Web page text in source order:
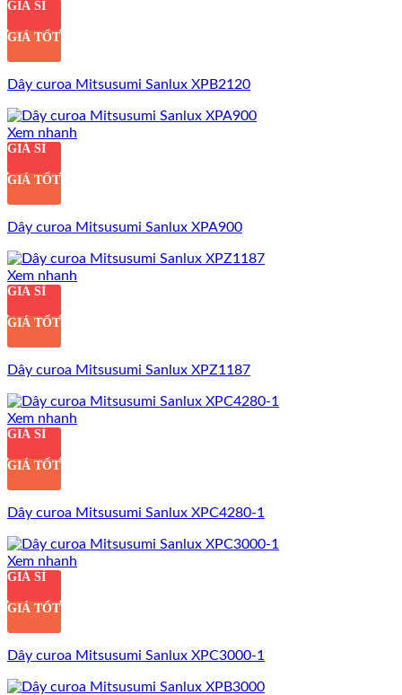
GIÁ SỈ
GIÁ TỐT
Dây curoa Mitsusumi Sanlux XPB2120
Xem nhanh
GIÁ SỈ
GIÁ TỐT
Dây curoa Mitsusumi Sanlux XPA900
Xem nhanh
GIÁ SỈ
GIÁ TỐT
Dây curoa Mitsusumi Sanlux XPZ1187
Xem nhanh
GIÁ SỈ
GIÁ TỐT
Dây curoa Mitsusumi Sanlux XPC4280-1
Xem nhanh
GIÁ SỈ
GIÁ TỐT
Dây curoa Mitsusumi Sanlux XPC3000-1